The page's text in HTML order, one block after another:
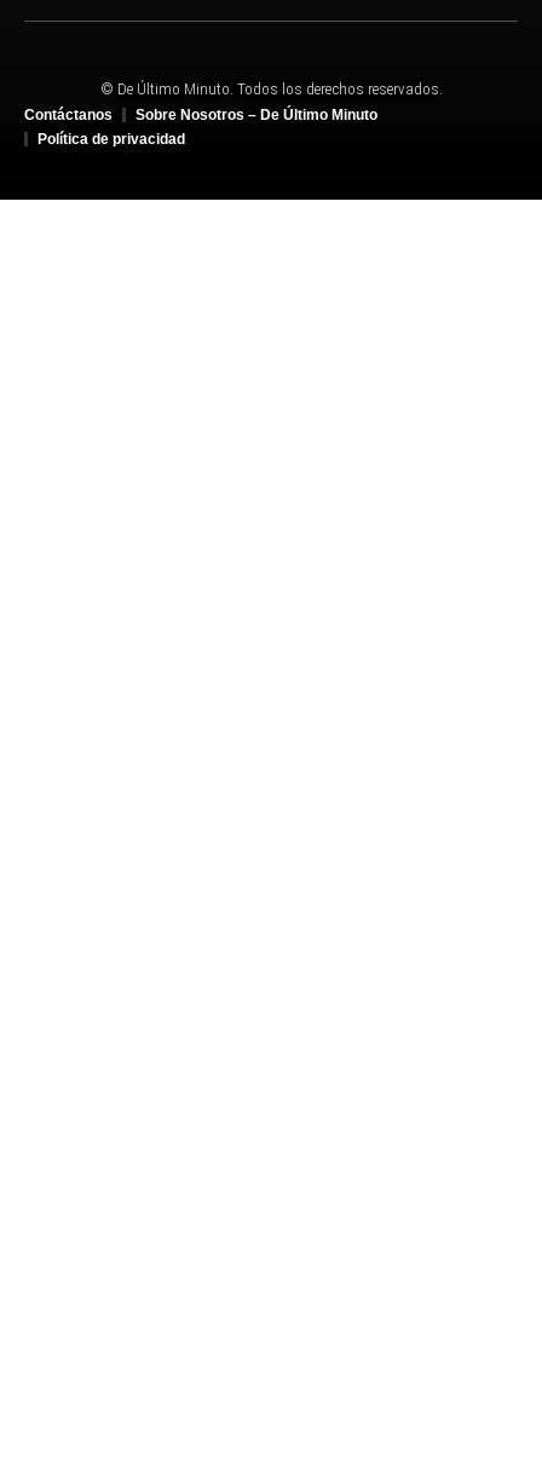
© De Último Minuto. Todos los derechos reservados.
Contáctanos
Sobre Nosotros – De Último Minuto
Política de privacidad